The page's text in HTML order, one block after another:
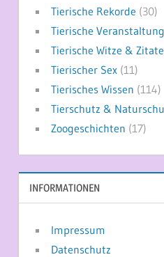
Tierische Rekorde (30)
Tierische
Tierische Witze & Zitate
Tierischer Sex(11)
Tierisches Wissen (114)
Tierschutz &
Zoogeschichten (17)
INFORMATIONEN
Impressum
Datenschutz